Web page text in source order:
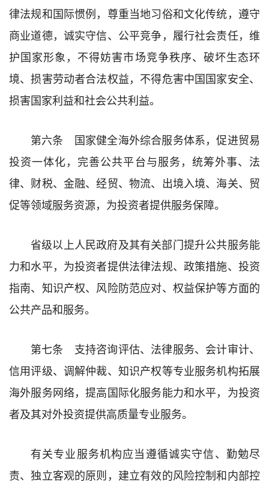
律法规和国际惯例，尊重当地习俗和文化传统，遵守
商业道德，诚实守信、公平竞争，履行社会责任，维
护国家形象，不得妨害市场竞争秩序、破坏生态环
境、损害劳动者合法权益，不得危害中国国家安全、
损害国家利益和社会公共利益。
第六条 国家健全海外综合服务体系，促进贸易
投资一体化，完善公共平台与服务，统筹外事、法
律、财税、金融、经贸、物流、出境入境、海关、贸
促等领域服务资源，为投资者提供服务保障。
省级以上人民政府及其有关部门提升公共服务能
力和水平，为投资者提供法律法规、政策措施、投资
指南、知识产权、风险防范应对、权益保护等方面的
公共产品和服务。
第七条 支持咨询评估、法律服务、会计审计、
信用评级、调解仲裁、知识产权等专业服务机构拓展
海外服务网络，提高国际化服务能力和水平，为投资
者及其对外投资提供高质量专业服务。
有关专业服务机构应当遵循诚实守信、勤勉尽
责、独立客观的原则，建立有效的风险控制和内部控